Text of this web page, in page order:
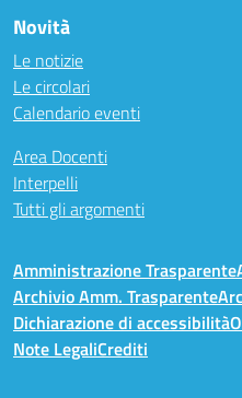
Novità
Le notizie
Le circolari
Calendario eventi
Area Docenti
Interpelli
Tutti gli argomenti
Amministrazione Trasparente
Archivio Amm. Trasparente
Dichiarazione di accessibilità
Note LegaliCrediti